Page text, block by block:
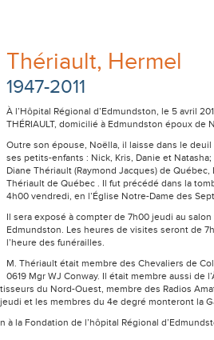
Thériault, Hermel
1947-2011
À l’Hôpital Régional d’Edmundston, le 5 avril
THÉRIAULT, domicilié à Edmundston époux de
Outre son épouse, Noëlla, il laisse dans le
ses petits-enfants : Nick, Kris, Danie et
Diane Thériault (Raymond Jacques) de
Thériault de Québec . Il fut précédé dans la
4h00 vendredi, en l’Église Notre-Dame des
Il sera exposé à compter de 7h00 jeudi au
Edmundston. Les heures de visites seront de
l’heure des funérailles.
M. Thériault était membre des Chevaliers de
0619 Mgr WJ Conway. Il était membre aussi de
du Nord-Ouest, membre des Radios
et les membres du 4e degré monteront la
la Fondation de l’hôpital Régional